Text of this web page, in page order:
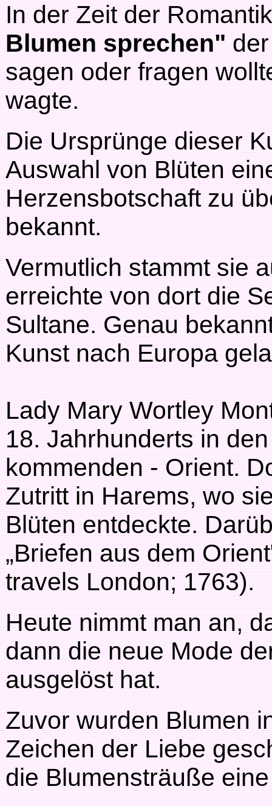
In der Zeit der
Blumen sprechen"
sagen oder fragen
wagte.
Die Ursprünge dieser
Auswahl von Blüten
Herzensbotschaft zu
bekannt.
Vermutlich stammt sie
erreichte von dort die
Sultane. Genau
Kunst nach Europa
Lady Mary Wortley
18. Jahrhunderts in
kommenden - Orient.
Zutritt in Harems, wo
Blüten entdeckte.
„Briefen aus dem
travels London; 1763).
Heute nimmt man an,
dann die neue Mode
ausgelöst hat.
Zuvor wurden Blumen
Zeichen der Liebe
die Blumensträuße